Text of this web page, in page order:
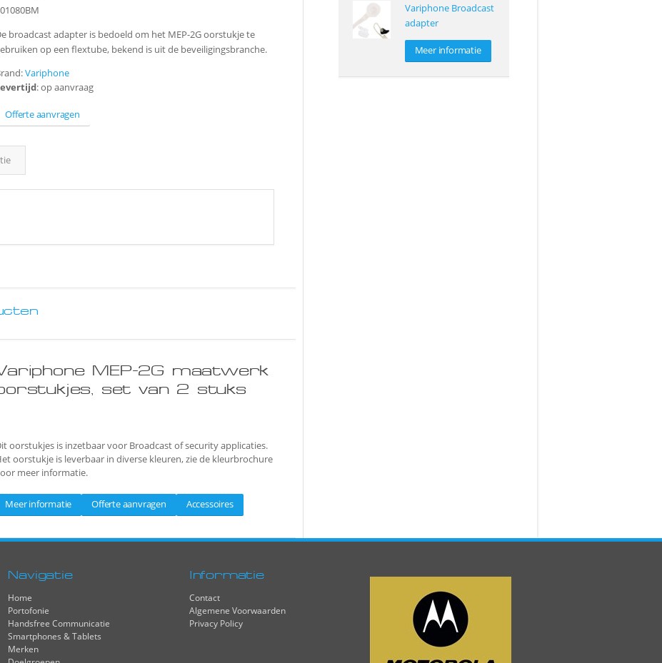
broadcast adapter is bedoeld om het MEP-2G oorstukje te
op een flextube, bekend is uit de beveiligingsbranche.
Variphone
: op aanvraag
Offerte aanvragen
MEP-2G maatwerk
set van 2 stuks
oorstukjes is inzetbaar voor Broadcast of security applicaties.
oorstukje is leverbaar in diverse kleuren, zie de kleurbrochure
meer informatie.
Meer informatie Offerte aanvragen Accessoires
Variphone Broadcast
adapter
Meer informatie
Navigatie
Home
Portofonie
Handsfree Communicatie
Smartphones & Tablets
Merken
Informatie
Contact
Algemene Voorwaarden
Privacy Policy